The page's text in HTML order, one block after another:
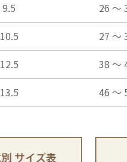
9.5 26 ～
10.5 27 ～
12.5 38 ～
13.5 46 ～